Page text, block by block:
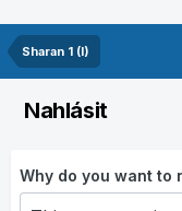
Sharan 1 (I)
Nahlásit
Why do you want to